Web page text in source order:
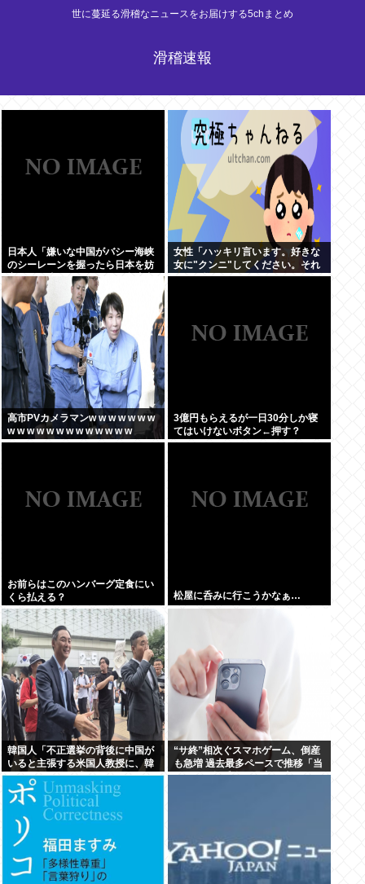
世に蔓延る滑稽なニュースをお届けする5chまとめ
滑稽速報
日本人「嫌いな中国がバシー海峡
のシーレーンを握ったら日本を妨
害するに違いない、だから台湾支
援だムキー」つまりそういうこと
でしょ
女性「ハッキリ言います。好きな
女に"クンニ"してください。それ
だけで惚れます」
高市PVカメラマンw w w w w w w
w w w w w w w w w w w w w
3億円もらえるが一日30分しか寝
てはいけないボタン←押す？
お前らはこのハンバーグ定食にい
くら払える？
松屋に呑みに行こうかなぁ…
韓国人「不正選挙の背後に中国が
いると主張する米国人教授に、韓
国ネット民が困惑」
“サ終”相次ぐスマホゲーム、倒産
も急増 過去最多ペースで推移「当
たれば一攫千金」過去の時代に